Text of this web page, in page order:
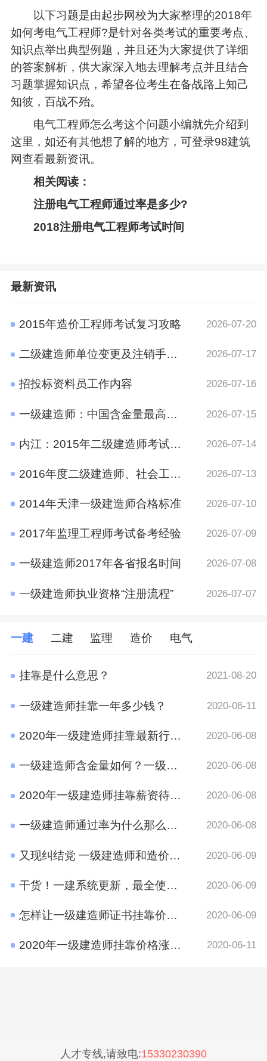
以下习题是由起步网校为大家整理的2018年
如何考电气工程师?是针对各类考试的重要考点、
知识点举出典型例题，并且还为大家提供了详细
的答案解析，供大家深入地去理解考点并且结合
习题掌握知识点，希望各位考生在备战路上知己
知彼，百战不殆。
电气工程师怎么考这个问题小编就先介绍到
这里，如还有其他想了解的地方，可登录98建筑
网查看最新资讯。
相关阅读：
注册电气工程师通过率是多少?
2018注册电气工程师考试时间
最新资讯
2015年造价工程师考试复习攻略 2026-07-20
二级建造师单位变更及注销手续规定 2026-07-17
招投标资料员工作内容 2026-07-16
一级建造师：中国含金量最高的十大证书之一 2026-07-15
内江：2015年二级建造师考试报名时间通知 2026-07-14
2016年度二级建造师、社会工作者、二级注册计量师、管理咨询师资格考试考后资格审查的公告 2026-07-13
2014年天津一级建造师合格标准 2026-07-10
2017年监理工程师考试备考经验 2026-07-09
一级建造师2017年各省报名时间 2026-07-08
一级建造师执业资格“注册流程” 2026-07-07
一建 二建 监理 造价 电气
挂靠是什么意思？ 2021-08-20
一级建造师挂靠一年多少钱？ 2020-06-11
2020年一级建造师挂靠最新行情 竟然是这样 2020-06-08
一级建造师含金量如何？一级建造师挂靠前景 2020-06-08
2020年一级建造师挂靠薪资待遇如何？ 2020-06-08
一级建造师通过率为什么那么低?原因有哪些呢？ 2020-06-08
又现纠结党 一级建造师和造价工程师考哪个好？ 2020-06-09
干货！一建系统更新，最全使用攻略在这里 2020-06-09
怎样让一级建造师证书挂靠价格​更高？ 2020-06-09
2020年一级建造师挂靠价格涨了吗？ 2020-06-11
人才专线,请致电:15330230390